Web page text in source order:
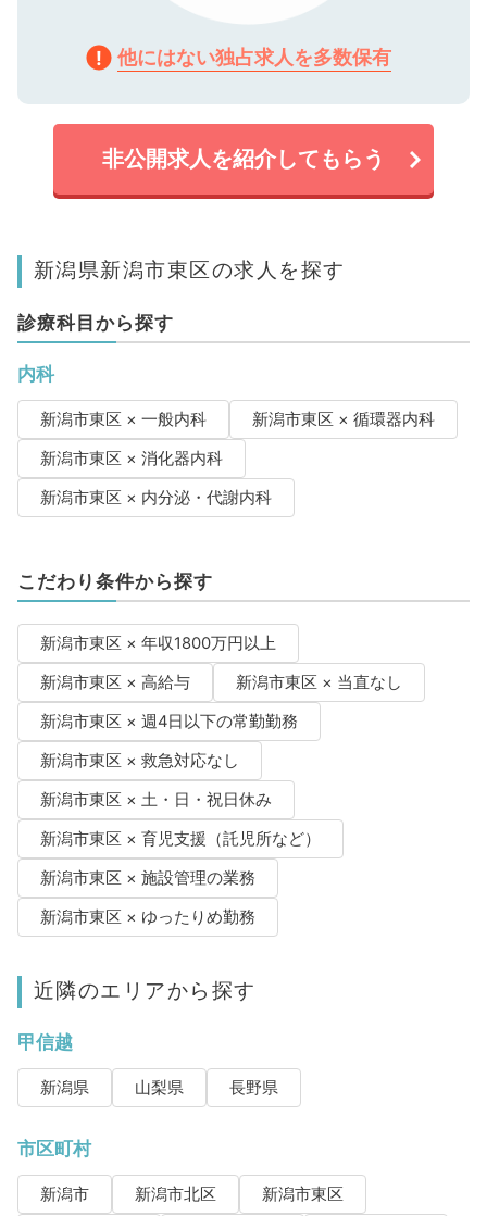
他にはない独占求人を多数保有
非公開求人を紹介してもらう
新潟県新潟市東区の求人を探す
診療科目から探す
内科
新潟市東区 × 一般内科
新潟市東区 × 循環器内科
新潟市東区 × 消化器内科
新潟市東区 × 内分泌・代謝内科
こだわり条件から探す
新潟市東区 × 年収1800万円以上
新潟市東区 × 高給与
新潟市東区 × 当直なし
新潟市東区 × 週4日以下の常勤勤務
新潟市東区 × 救急対応なし
新潟市東区 × 土・日・祝日休み
新潟市東区 × 育児支援（託児所など）
新潟市東区 × 施設管理の業務
新潟市東区 × ゆったりめ勤務
近隣のエリアから探す
甲信越
新潟県 山梨県 長野県
市区町村
新潟市 新潟市北区
新潟市東区